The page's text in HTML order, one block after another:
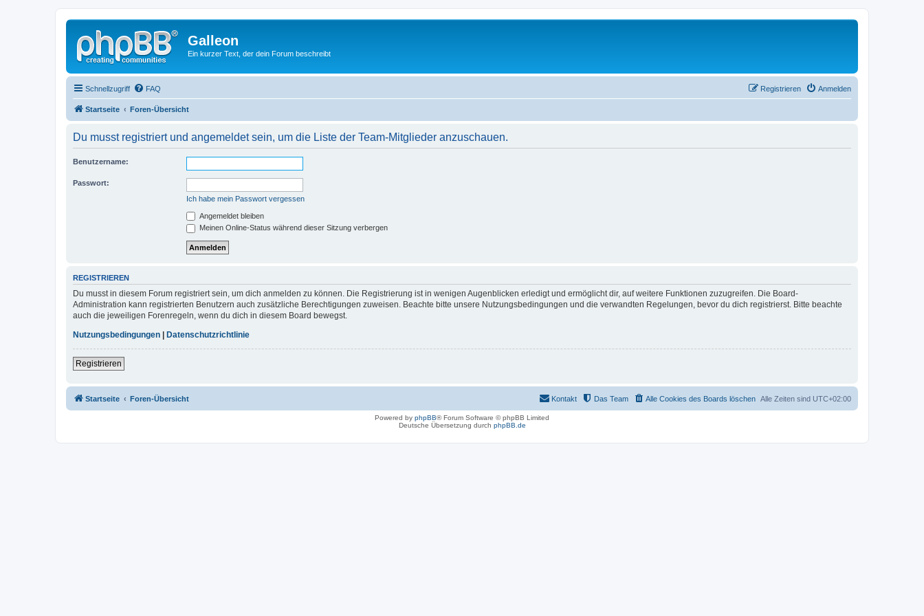
Galleon
Ein kurzer Text, der dein Forum beschreibt
Schnellzugriff FAQ Anmelden
Registrieren
Startseite Foren-Übersicht
Du musst registriert und angemeldet sein, um die Liste der Team-Mitglieder anzuschauen.
Benutzername:
Passwort:
Ich habe mein Passwort vergessen
Angemeldet bleiben
Meinen Online-Status während dieser Sitzung verbergen
REGISTRIEREN
Du musst in diesem Forum registriert sein, um dich anmelden zu können. Die Registrierung ist in wenigen Augenblicken erledigt und ermöglicht dir, auf weitere Funktionen zuzugreifen. Die Board-
Administration kann registrierten Benutzern auch zusätzliche Berechtigungen zuweisen. Beachte bitte unsere Nutzungsbedingungen und die verwandten Regelungen, bevor du dich registrierst. Bitte beachte
auch die jeweiligen Forenregeln, wenn du dich in diesem Board bewegst.
Nutzungsbedingungen
Datenschutzrichtlinie
Registrieren
Startseite Foren-Übersicht Alle Zeiten sind UTC+02:00
Alle Cookies des Boards löschen
Das Team
Kontakt
Powered by phpBB® Forum Software © phpBB Limited
Deutsche Übersetzung durch phpBB.de